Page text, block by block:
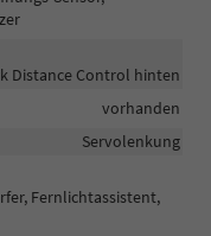
Distance Control hinten
vorhanden
Servolenkung
Fernlichtassistent,